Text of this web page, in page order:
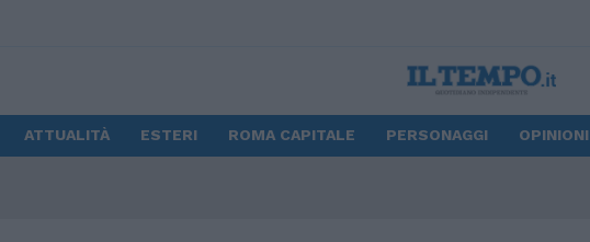
ATTUALITÀ ESTERI ROMA CAPITALE PERSONAGGI OPINIONI